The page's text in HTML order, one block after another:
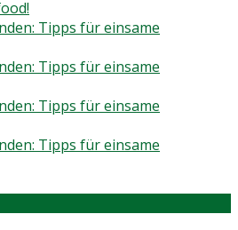
Tipps für einsame
Tipps für einsame
Tipps für einsame
Tipps für einsame